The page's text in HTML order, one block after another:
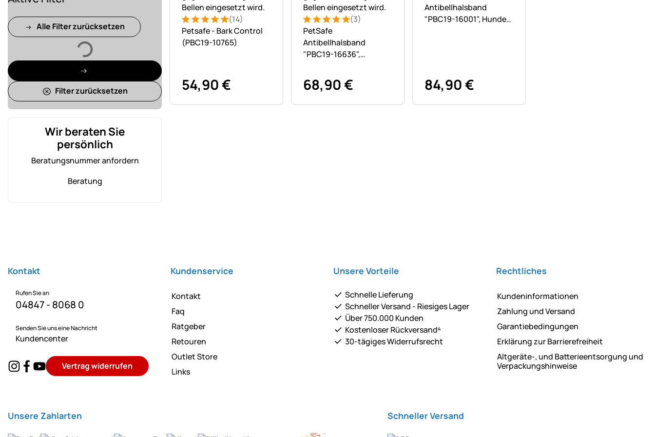
Lädt
Alle Filter zurücksetzen
Filter zurücksetzen
Wir beraten Sie
persönlich
Beratungsnummer anfordern
Beratung
Bewertung: 5 von 5 (14 Bewertungen)
14 Bewertungen
(14)
Petsafe - Bark Control
(PBC19-10765)
54,90€
Bewertung: 5 von 5 (3 Bewertungen)
3 Bewertungen
(3)
PetSafe
Antibellhalsband
"PBC19-16636",
Hunde
68,90€
Antibellhalsband
"PBC19-16001", Hunde
84,90€
Kontakt
Rufen Sie an
04847 - 8068 0
Senden Sie uns eine Nachricht
Kundencenter
Vertrag widerrufen
Kundenservice
Kontakt
Faq
Ratgeber
Retouren
Outlet Store
Links
Unsere Vorteile
Schnelle Lieferung
Schneller Versand - Riesiges Lager
Über 750.000 Kunden
Kostenloser Rückversand⁴
30-tägiges Widerrufsrecht
Rechtliches
Kundeninformationen
Zahlung und Versand
Garantiebedingungen
Erklärung zur Barrierefreiheit
Altgeräte-, und Batterieentsorgung und
Verpackungshinweise
Unsere Zahlarten Schneller Versand